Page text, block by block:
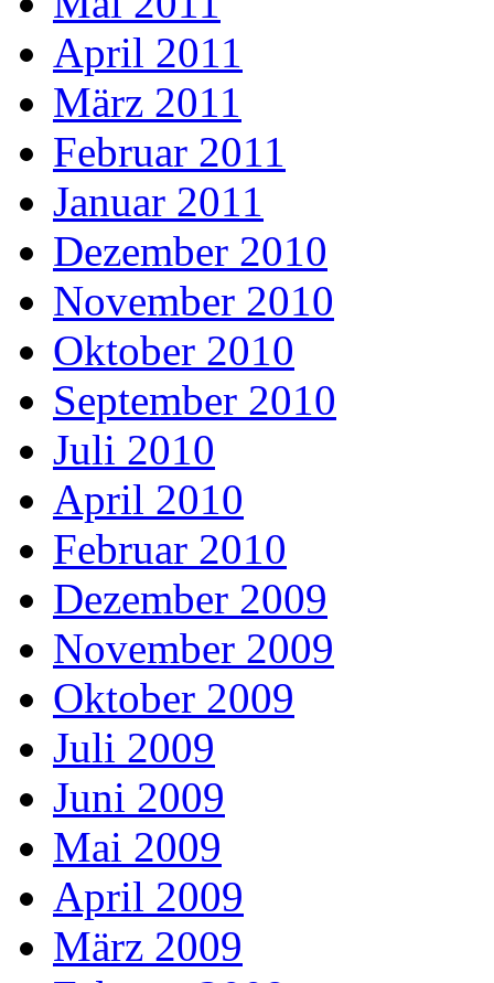
April 2011
März 2011
Februar 2011
Januar 2011
Dezember 2010
November 2010
Oktober 2010
September 2010
Juli 2010
April 2010
Februar 2010
Dezember 2009
November 2009
Oktober 2009
Juli 2009
Juni 2009
Mai 2009
April 2009
März 2009